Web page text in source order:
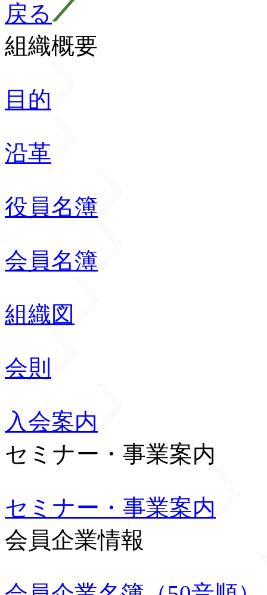
戻る
組織概要
目的
沿革
役員名簿
会員名簿
組織図
会則
入会案内
セミナー・事業案内
セミナー・事業案内
会員企業情報